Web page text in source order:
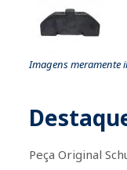
Imagens meramente
Peça Original